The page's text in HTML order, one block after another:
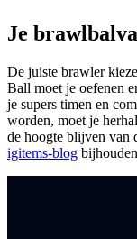
Je
De juiste brawler
Ball moet je oefenen
je supers timen en
worden, moet je
de hoogte blijven van
igitems-blog